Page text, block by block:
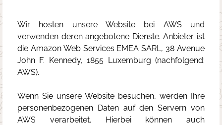
Wir hosten unsere Website bei AWS und
verwenden deren angebotene Dienste. Anbieter ist
die Amazon Web Services EMEA SARL, 38 Avenue
John F. Kennedy, 1855 Luxemburg (nachfolgend:
AWS).
Wenn Sie unsere Website besuchen, werden Ihre
personenbezogenen Daten auf den Servern von
AWS verarbeitet. Hierbei können auch